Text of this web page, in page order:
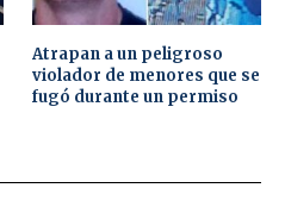
Atrapan a un peligroso
violador de menores que se
fugó durante un permiso